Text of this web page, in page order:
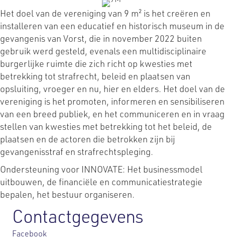
Het doel van de vereniging van 9 m² is het creëren en
installeren van een educatief en historisch museum in de
gevangenis van Vorst, die in november 2022 buiten
gebruik werd gesteld, evenals een multidisciplinaire
burgerlijke ruimte die zich richt op kwesties met
betrekking tot strafrecht, beleid en plaatsen van
opsluiting, vroeger en nu, hier en elders. Het doel van de
vereniging is het promoten, informeren en sensibiliseren
van een breed publiek, en het communiceren en in vraag
stellen van kwesties met betrekking tot het beleid, de
plaatsen en de actoren die betrokken zijn bij
gevangenisstraf en strafrechtspleging.
Ondersteuning voor INNOVATE: Het businessmodel
uitbouwen, de financiële en communicatiestrategie
bepalen, het bestuur organiseren.
Contactgegevens
Facebook